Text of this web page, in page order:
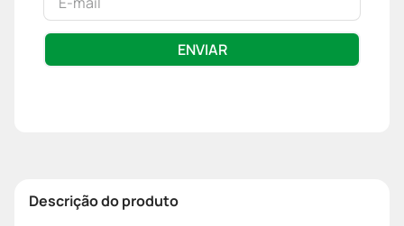
ENVIAR
Descrição do produto